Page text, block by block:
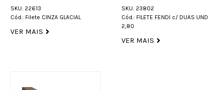
SKU: 22613
Cód.: Filete CINZA GLACIAL
VER MAIS
SKU: 23802
Cód.: FILETE FENDI c/ DUAS UND
2,80
VER MAIS